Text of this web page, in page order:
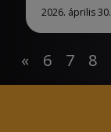
2026. április 30.
« 6 7 8